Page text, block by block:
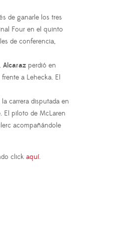
de ganarle los tres
Four en el quinto
de conferencia,
Alcaraz perdió en
a Lehecka. El
carrera disputada en
El piloto de McLaren
acompañándole
click aquí.